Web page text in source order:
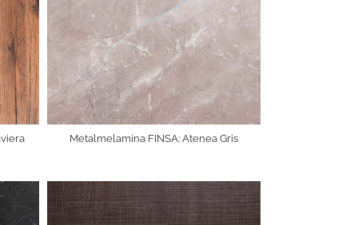
Metalmelamina FINSA: Atenea Gris